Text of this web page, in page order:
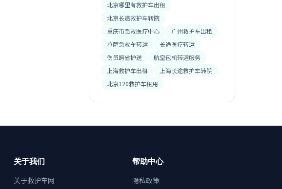
北京哪里有救护车出租
北京长途救护车转院
重庆市急救医疗中心
广州救护车出租
拉萨急救车转运
长途医疗转运
伤员跨省护送
航空包机转运服务
上海救护车出租
上海长途救护车转院
北京120救护车租用
关于我们
关于救护车网
帮助中心
隐私政策